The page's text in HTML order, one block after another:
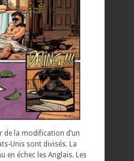
de la modification d’un
Unis sont divisés. La
en échec les Anglais. Les